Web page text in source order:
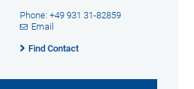
Phone: +49 931 31-82859
Email
Find Contact